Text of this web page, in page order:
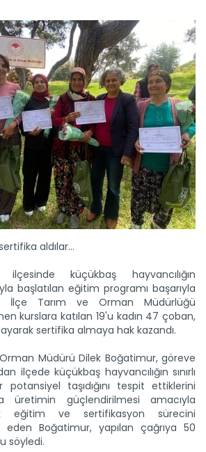
aldılar…
küçükbaş hayvancılığın
başlatılan eğitim programı başarıyla
İlçe Tarım ve Orman Müdürlüğü
kurslara katılan 19'u kadın 47 çoban,
sertifika almaya hak kazandı.
Müdürü Dilek Boğatimur, göreve
ilçede küçükbaş hayvancılığın sınırlı
taşıdığını tespit ettiklerini
üretimin güçlendirilmesi amacıyla
eğitim ve sertifikasyon sürecini
eden Boğatimur, yapılan çağrıya 50
söyledi.